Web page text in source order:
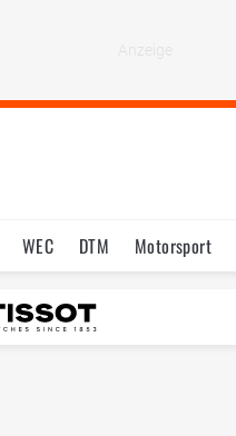
WEC DTM Motorsport